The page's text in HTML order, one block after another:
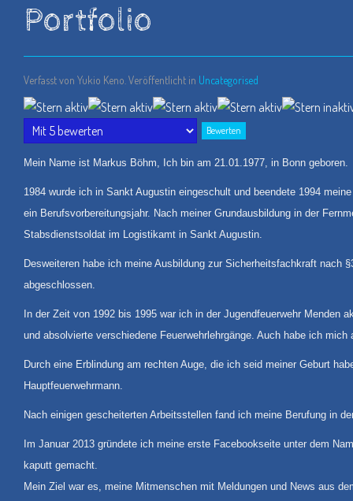
Portfolio
Verfasst von Yukio Keno. Veröffentlicht in Uncategorised
Bewertung:4/5
Bitte
Mein Name ist Markus Böhm, Ich bin am 21.01.1977, in Bonn geboren.
1984 wurde ich in Sankt Augustin eingeschult und beendete 1994
ein Berufsvorbereitungsjahr. Nach meiner Grundausbildung in der
Stabsdienstsoldat im Logistikamt in Sankt Augustin.
Desweiteren habe ich meine Ausbildung zur Sicherheitsfachkraft nach
abgeschlossen.
In der Zeit von 1992 bis 1995 war ich in der Jugendfeuerwehr
und absolvierte verschiedene Feuerwehrlehrgänge. Auch habe ich
Durch eine Erblindung am rechten Auge, die ich seid meiner Geburt
Hauptfeuerwehrmann.
Nach einigen gescheiterten Arbeitsstellen fand ich meine Berufung in
Im Januar 2013 gründete ich meine erste Facebookseite unter dem
kaputt gemacht.
Mein Ziel war es, meine Mitmenschen mit Meldungen und News aus